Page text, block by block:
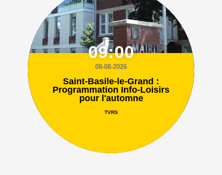
09:00
08-08-2026
Saint-Basile-le-Grand :
Programmation Info-Loisirs
pour l'automne
TVRS